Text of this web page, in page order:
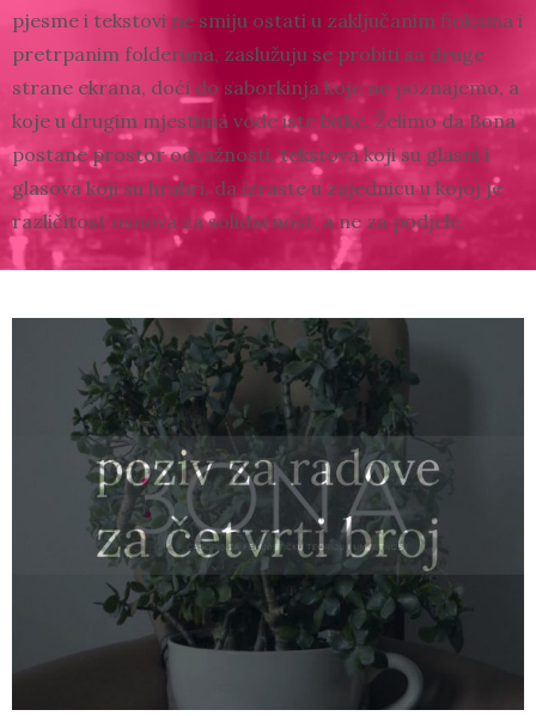
pjesme i tekstovi ne smiju ostati u zaključanim fiokama i
pretrpanim folderima, zaslužuju se probiti sa druge
strane ekrana, doći do saborkinja koje ne poznajemo, a
koje u drugim mjestima vode iste bitke. Želimo da Bona
postane prostor odvažnosti, tekstova koji su glasni i
glasova koji su hrabri, da izraste u zajednicu u kojoj je
različitost osnova za solidarnost, a ne za podjele.